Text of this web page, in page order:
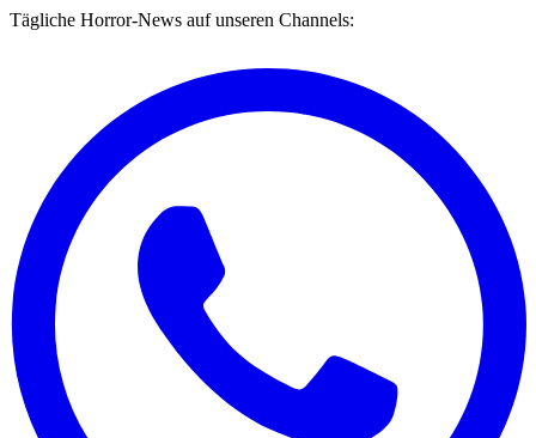
Tägliche Horror-News auf unseren Channels: